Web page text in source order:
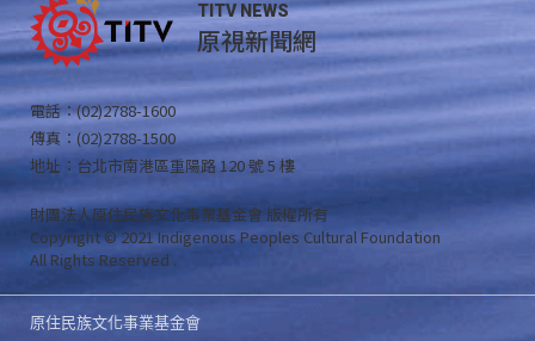
TITV NEWS
原視新聞網
電話：(02)2788-1600
傳真：(02)2788-1500
地址：台北市南港區重陽路 120 號 5 樓
財團法人原住民族文化事業基金會 版權所有
Copyright © 2021 Indigenous Peoples Cultural Foundation
All Rights Reserved .
原住民族文化事業基金會